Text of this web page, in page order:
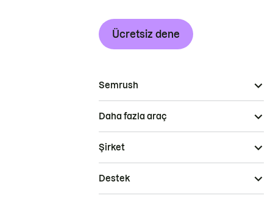
Ücretsiz dene
Semrush
Daha fazla araç
Şirket
Destek